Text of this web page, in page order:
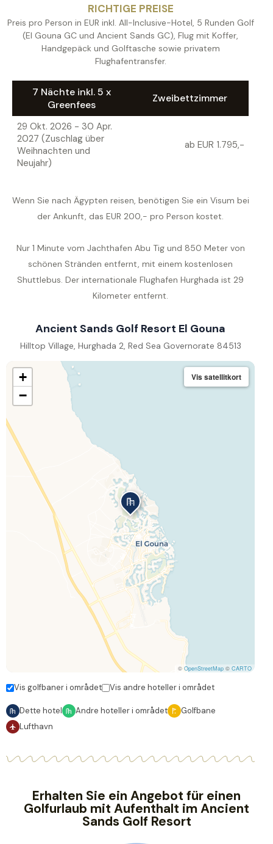
RICHTIGE PREISE
Preis pro Person in EUR inkl. All-Inclusive-Hotel, 5 Runden Golf
(El Gouna GC und Ancient Sands GC), Flug mit Koffer,
Handgepäck und Golftasche sowie privatem
Flughafentransfer.
7 Nächte inkl. 5 x
Greenfees
Zweibettzimmer
29 Okt. 2026 - 30 Apr.
2027 (Zuschlag über
Weihnachten und
Neujahr)
ab EUR 1.795,-
Wenn Sie nach Ägypten reisen, benötigen Sie ein Visum bei
der Ankunft, das EUR 200,- pro Person kostet.
Nur 1 Minute vom Jachthafen Abu Tig und 850 Meter von
schönen Stränden entfernt, mit einem kostenlosen
Shuttlebus. Der internationale Flughafen Hurghada ist 29
Kilometer entfernt.
Ancient Sands Golf Resort El Gouna
Hilltop Village, Hurghada 2, Red Sea Governorate 84513
+
−
Vis satellitkort
©OpenStreetMap © CARTO
Vis golfbaner i området Vis andre hoteller i området
Dette hotel Andre hoteller i området
Golfbane
Lufthavn
Erhalten Sie ein Angebot für einen
Golfurlaub mit Aufenthalt im Ancient
Sands Golf Resort